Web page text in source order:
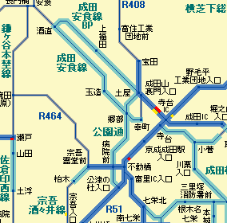
表示設定
渋滞 通行止め
調整中
規制情報